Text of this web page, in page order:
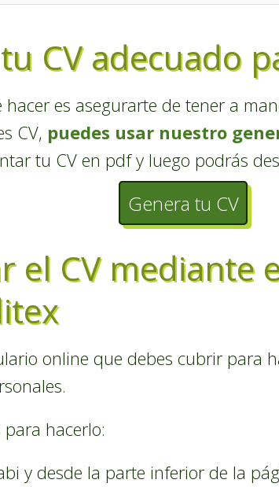
CV adecuado
es asegurarte de tener a
CV, puedes usar nuestro
tu CV en pdf y luego podrás
Genera tu CV
el CV
online que debes cubrir para
hacerlo:
y desde la parte inferior de la